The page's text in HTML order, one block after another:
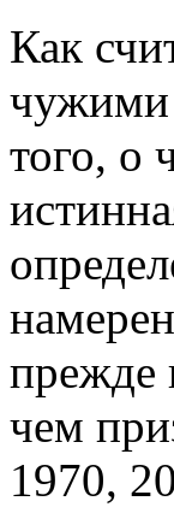
Как
чужими
того, о
прежде
чем
1970,